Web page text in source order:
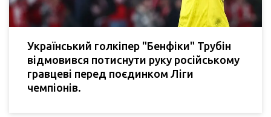
Український голкіпер "Бенфіки" Трубін
відмовився потиснути руку російському
гравцеві перед поєдинком Ліги
чемпіонів.